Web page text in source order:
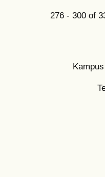
276 - 300 of